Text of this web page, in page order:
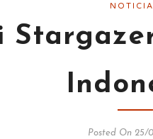
Posted On 25/